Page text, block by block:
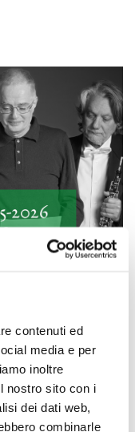
contenuti ed
media e per
inoltre
nostro sito con i
dei dati web,
combinarle